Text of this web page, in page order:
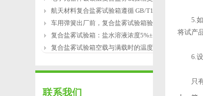
航天材料复合盐雾试验箱遵循 GB/T12967.3
车用弹簧出厂前，复合盐雾试验箱验证盐
复合盐雾试验箱：盐水溶液浓度5%±1%的配
复合盐雾试验箱空载与满载时的温度恢复
联系我们
5.如果
将试产
6.设备
只有